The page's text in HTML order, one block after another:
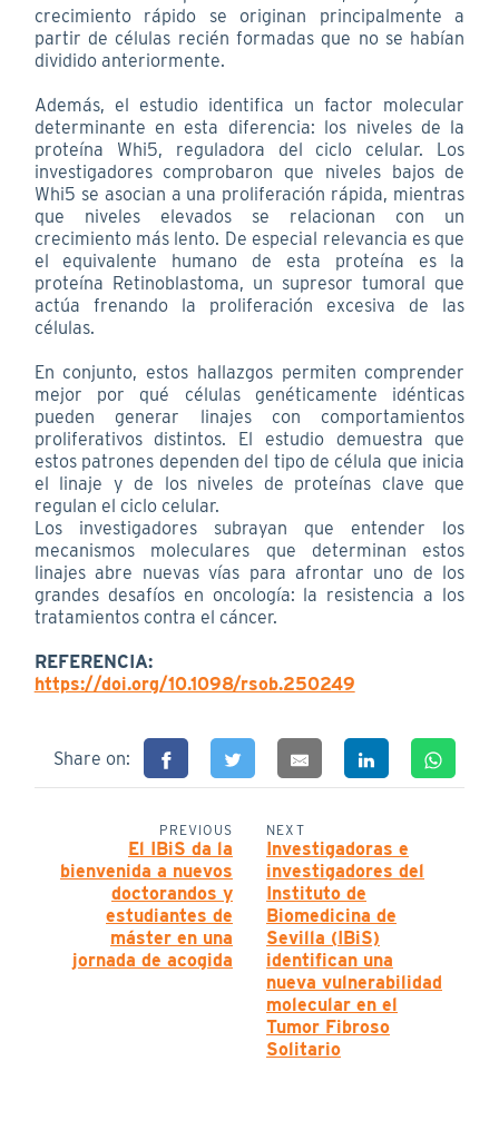
crecimiento rápido se originan principalmente a
partir de células recién formadas que no se habían
dividido anteriormente.
Además, el estudio identifica un factor molecular
determinante en esta diferencia: los niveles de la
proteína Whi5, reguladora del ciclo celular. Los
investigadores comprobaron que niveles bajos de
Whi5 se asocian a una proliferación rápida, mientras
que niveles elevados se relacionan con un
crecimiento más lento. De especial relevancia es que
el equivalente humano de esta proteína es la
proteína Retinoblastoma, un supresor tumoral que
actúa frenando la proliferación excesiva de las
células.
En conjunto, estos hallazgos permiten comprender
mejor por qué células genéticamente idénticas
pueden generar linajes con comportamientos
proliferativos distintos. El estudio demuestra que
estos patrones dependen del tipo de célula que inicia
el linaje y de los niveles de proteínas clave que
regulan el ciclo celular.
Los investigadores subrayan que entender los
mecanismos moleculares que determinan estos
linajes abre nuevas vías para afrontar uno de los
grandes desafíos en oncología: la resistencia a los
tratamientos contra el cáncer.
REFERENCIA:
https://doi.org/10.1098/rsob.250249
Share on:
PREVIOUS
El IBiS da la
bienvenida a nuevos
doctorandos y
estudiantes de
máster en una
jornada de acogida
NEXT
Investigadoras e
investigadores del
Instituto de
Biomedicina de
Sevilla (IBiS)
identifican una
nueva vulnerabilidad
molecular en el
Tumor Fibroso
Solitario